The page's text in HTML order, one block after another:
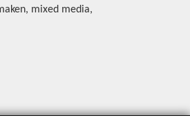
mixed media,